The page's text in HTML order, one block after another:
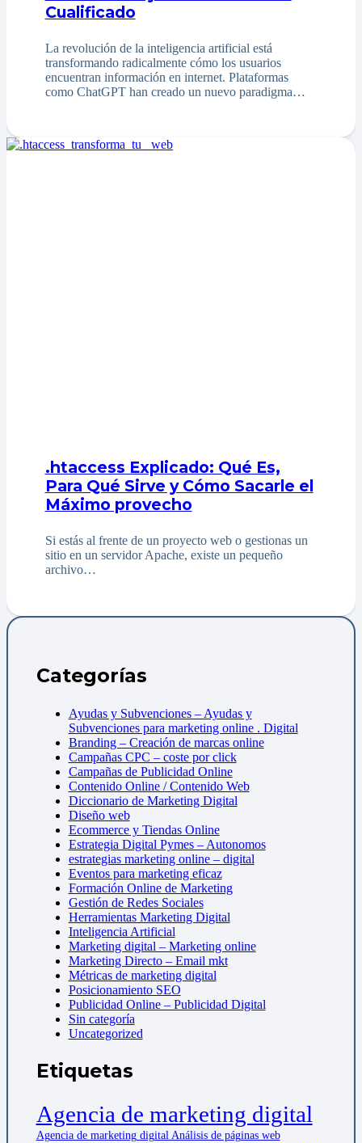
Cualificado
La revolución de la inteligencia artificial está
transformando radicalmente cómo los usuarios
encuentran información en internet. Plataformas
como ChatGPT han creado un nuevo paradigma…
.htaccess Explicado: Qué Es,
Para Qué Sirve y Cómo Sacarle el
Máximo provecho
Si estás al frente de un proyecto web o gestionas un
sitio en un servidor Apache, existe un pequeño
archivo…
Categorías
Ayudas y Subvenciones – Ayudas y
Subvenciones para marketing online . Digital
Branding – Creación de marcas online
Campañas CPC – coste por click
Campañas de Publicidad Online
Contenido Online / Contenido Web
Diccionario de Marketing Digital
Diseño web
Ecommerce y Tiendas Online
Estrategia Digital Pymes – Autonomos
estrategias marketing online – digital
Eventos para marketing eficaz
Formación Online de Marketing
Gestión de Redes Sociales
Herramientas Marketing Digital
Inteligencia Artificial
Marketing digital – Marketing online
Marketing Directo – Email mkt
Métricas de marketing digital
Posicionamiento SEO
Publicidad Online – Publicidad Digital
Sin categoría
Uncategorized
Etiquetas
Agencia de marketing digital
Agencia de marketing digital Análisis de páginas web